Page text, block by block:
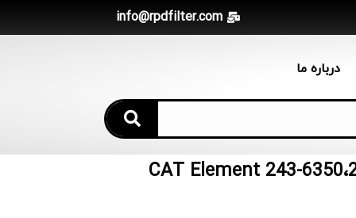
info@rpdfilter.com
درباره ما